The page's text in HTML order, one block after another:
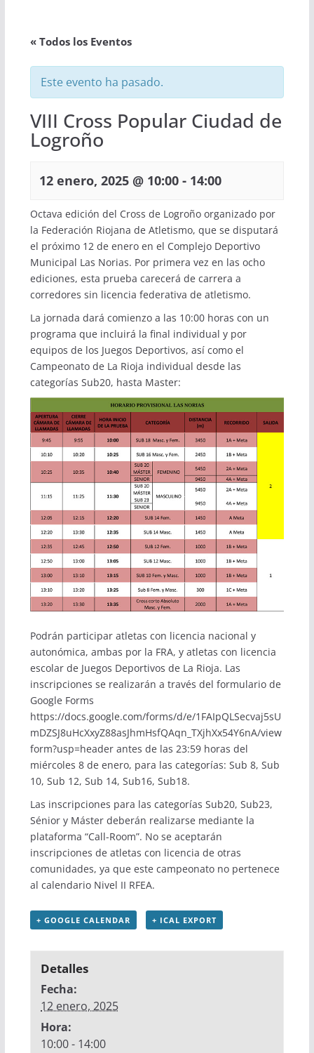
« Todos los Eventos
Este evento ha pasado.
VIII Cross Popular Ciudad de
Logroño
12 enero, 2025 @ 10:00- 14:00
Octava edición del Cross de Logroño organizado por
la Federación Riojana de Atletismo, que se disputará
el próximo 12 de enero en el Complejo Deportivo
Municipal Las Norias. Por primera vez en las ocho
ediciones, esta prueba carecerá de carrera a
corredores sin licencia federativa de atletismo.
La jornada dará comienzo a las 10:00 horas con un
programa que incluirá la final individual y por
equipos de los Juegos Deportivos, así como el
Campeonato de La Rioja individual desde las
categorías Sub20, hasta Master:
Podrán participar atletas con licencia nacional y
autonómica, ambas por la FRA, y atletas con licencia
escolar de Juegos Deportivos de La Rioja. Las
inscripciones se realizarán a través del formulario de
Google Forms
https://docs.google.com/forms/d/e/1FAIpQLSecvaj5sU
mDZSJ8uHcXxyZ88asJhmHsfQAqn_TXjhXx54Y6nA/view
form?usp=headerantes de las 23:59 horas del
miércoles 8 de enero, para las categorías: Sub 8, Sub
10, Sub 12, Sub 14, Sub16, Sub18.
Las inscripciones para las categorías Sub20, Sub23,
Sénior y Máster deberán realizarse mediante la
plataforma “Call-Room”. No se aceptarán
inscripciones de atletas con licencia de otras
comunidades, ya que este campeonato no pertenece
al calendario Nivel II RFEA.
+ GOOGLE CALENDAR + ICAL EXPORT
Detalles
Fecha:
12 enero, 2025
Hora:
10:00 - 14:00